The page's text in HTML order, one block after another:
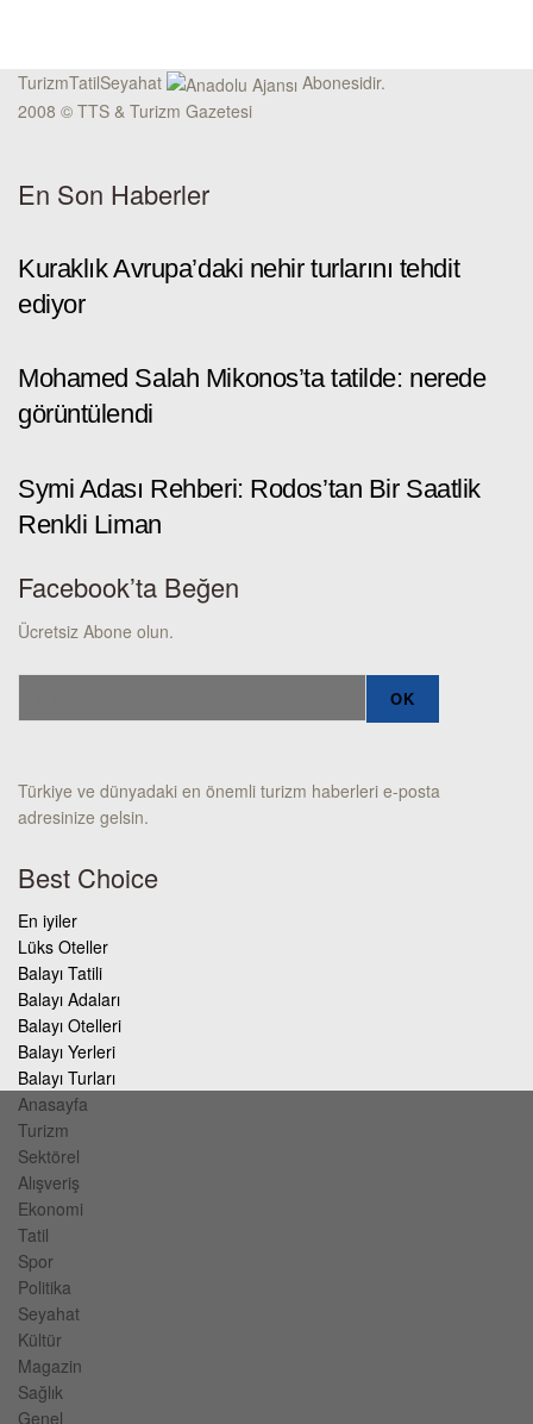
TurizmTatilSeyahat
Abonesidir.
2008 © TTS & Turizm Gazetesi
En Son Haberler
Kuraklık Avrupa’daki nehir turlarını tehdit
ediyor
Mohamed Salah Mikonos’ta tatilde: nerede
görüntülendi
Symi Adası Rehberi: Rodos’tan Bir Saatlik
Renkli Liman
Facebook’ta Beğen
Ücretsiz Abone olun.
Türkiye ve dünyadaki en önemli turizm haberleri e-posta
adresinize gelsin.
Best Choice
En iyiler
Lüks Oteller
Balayı Tatili
Balayı Adaları
Balayı Otelleri
Balayı Yerleri
Balayı Turları
Anasayfa
Turizm
Sektörel
Alışveriş
Ekonomi
Tatil
Spor
Politika
Seyahat
Kültür
Magazin
Sağlık
Genel